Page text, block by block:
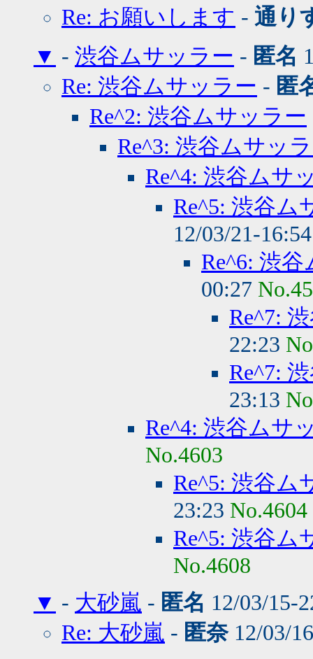
Re: お願いします - 通り
▼ - 渋谷ムサッラー - 匿名
Re: 渋谷ムサッラー - 匿
Re^2: 渋谷ムサッラー
Re^3: 渋谷ムサッ
Re^4: 渋谷ムサ
Re^5: 渋谷ム
12/03/21-
Re^6: 渋
00:27
Re^7:
22:23
Re^7:
23:13
Re^4: 渋谷ムサ
No.4603
Re^5: 渋谷ム
23:23 No.4604
Re^5: 渋谷ム
No.4608
▼ - 大砂嵐 - 匿名 12/03/15-
Re: 大砂嵐 - 匿奈12/03/